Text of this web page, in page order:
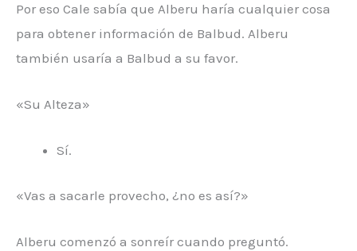
Por eso Cale sabía que Alberu haría cualquier cosa
para obtener información de Balbud. Alberu
también usaría a Balbud a su favor.
«Su Alteza»
Sí.
«Vas a sacarle provecho, ¿no es así?»
Alberu comenzó a sonreír cuando preguntó.